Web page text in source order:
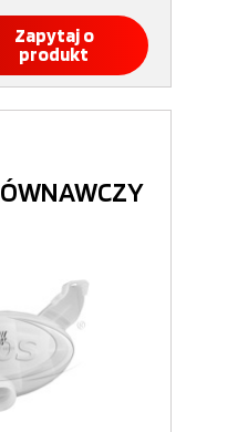
Zapytaj o
produkt